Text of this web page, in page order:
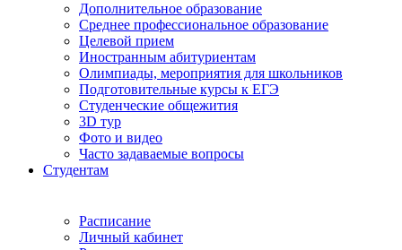
Дополнительное образование
Среднее профессиональное образование
Целевой прием
Иностранным абитуриентам
Олимпиады, мероприятия для школьников
Подготовительные курсы к ЕГЭ
Студенческие общежития
3D тур
Фото и видео
Часто задаваемые вопросы
Студентам
Расписание
Личный кабинет